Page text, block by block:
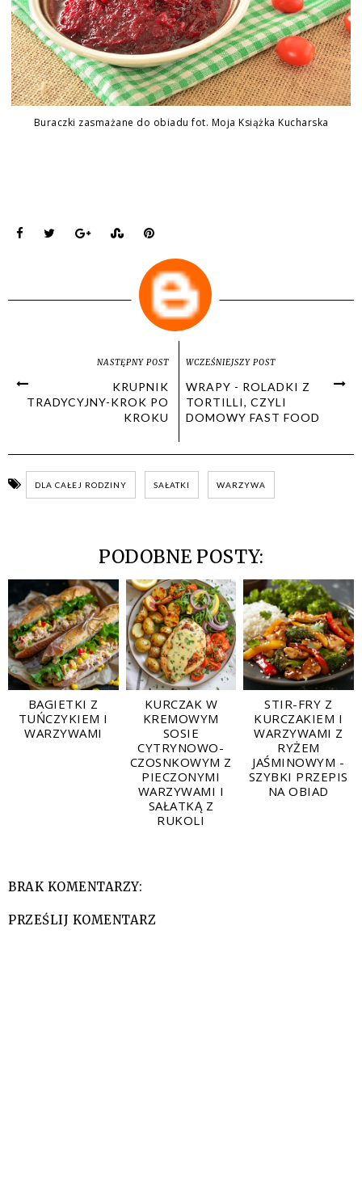
Buraczki zasmażane do obiadu fot. Moja Książka Kucharska
NASTĘPNY POST
KRUPNIK
TRADYCYJNY-KROK PO
KROKU
WCZEŚNIEJSZY POST
WRAPY - ROLADKI Z
TORTILLI, CZYLI
DOMOWY FAST FOOD
DLA CAŁEJ RODZINY SAŁATKI WARZYWA
PODOBNE POSTY:
BAGIETKI Z
TUŃCZYKIEM I
WARZYWAMI
KURCZAK W
KREMOWYM
SOSIE
CYTRYNOWO-
CZOSNKOWYM Z
PIECZONYMI
WARZYWAMI I
SAŁATKĄ Z
RUKOLI
STIR-FRY Z
KURCZAKIEM I
WARZYWAMI Z
RYŻEM
JAŚMINOWYM -
SZYBKI PRZEPIS
NA OBIAD
BRAK KOMENTARZY:
PRZEŚLIJ KOMENTARZ